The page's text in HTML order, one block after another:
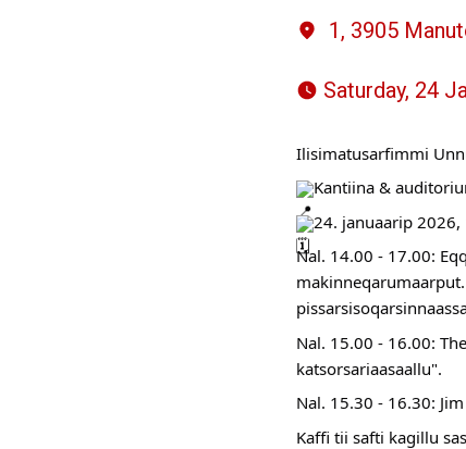
1, 3905
Saturday, 24
Ilisimatusarfimmi
Kantiina &
24. januaarip
Nal. 14.00 - 17.00:
Nal. 15.00 - 16.00:
katsorsariaasaallu".
Nal. 15.30 - 16.30:
Kaffi tii safti kagillu